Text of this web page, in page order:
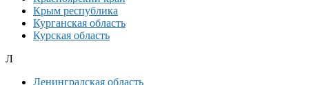
Крым республика
Курганская область
Курская область
Л
Ленинградская область